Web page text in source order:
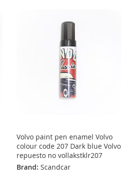
Volvo paint pen enamel Volvo
colour code 207 Dark blue Volvo
repuesto no vollakstklr207
Brand: Scandcar